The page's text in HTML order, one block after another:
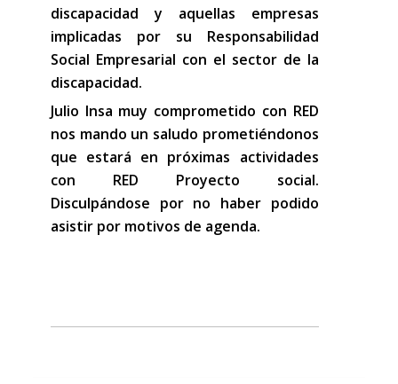
discapacidad y aquellas empresas
implicadas por su Responsabilidad
Social Empresarial con el sector de la
discapacidad.
Julio Insa muy comprometido con RED
nos mando un saludo prometiéndonos
que estará en próximas actividades
con RED Proyecto social.
Disculpándose por no haber podido
asistir por motivos de agenda.